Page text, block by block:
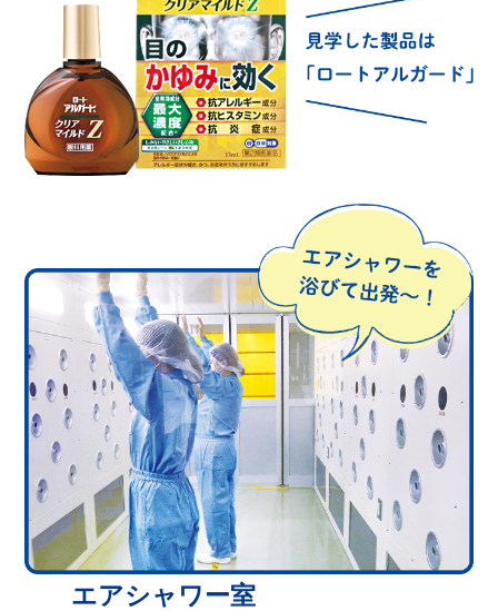
∟ 美容サプリメント
医薬品・目薬
その他
ブランドから探す
キャンペーンから探す
ご利用ガイド
特定商取引に関する法律に基づく表記
ご利用環境
サイトマップ
エアシャワー室